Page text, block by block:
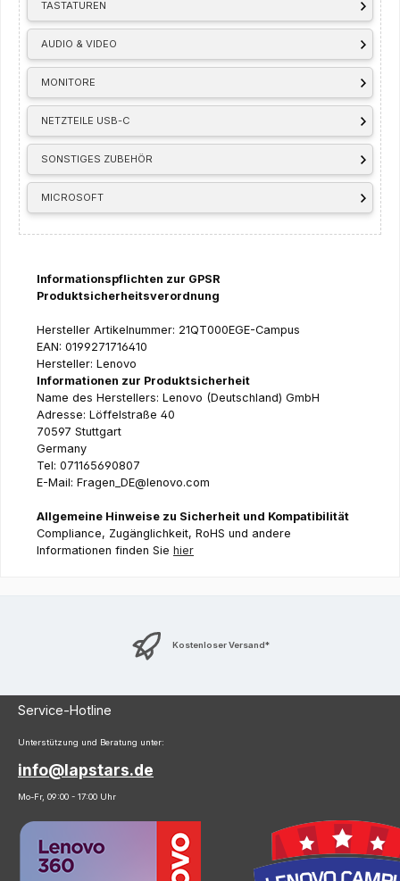
TASTATUREN
AUDIO & VIDEO
MONITORE
NETZTEILE USB-C
SONSTIGES ZUBEHÖR
MICROSOFT
Informationspflichten zur GPSR
Produktsicherheitsverordnung
Hersteller Artikelnummer: 21QT000EGE-Campus
EAN: 0199271716410
Hersteller: Lenovo
Informationen zur Produktsicherheit
Name des Herstellers: Lenovo (Deutschland) GmbH
Adresse: Löffelstraße 40
70597 Stuttgart
Germany
Tel: 071165690807
E-Mail: Fragen_DE@lenovo.com
Allgemeine Hinweise zu Sicherheit und Kompatibilität
Compliance, Zugänglichkeit, RoHS und andere
Informationen finden Sie hier
Kostenloser Versand*
Service-Hotline
Unterstützung und Beratung unter:
info@lapstars.de
Mo-Fr, 09:00 - 17:00 Uhr